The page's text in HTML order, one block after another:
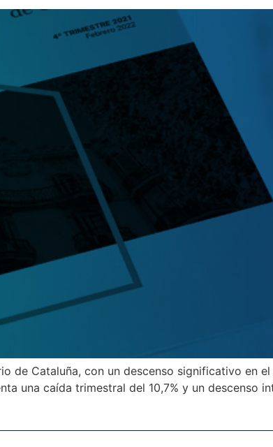
de Cataluña, con un descenso significativo en
una caída trimestral del 10,7% y un descenso